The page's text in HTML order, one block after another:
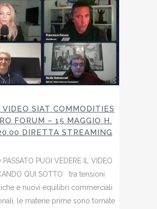
SIAT COMMODITIES
FORUM – 15 MAGGIO H.
DIRETTA STREAMING
PASSATO PUOI VEDERE IL VIDEO
QUI SOTTO tra tensioni
e nuovi equilibri commerciali
le materie prime sono tornate